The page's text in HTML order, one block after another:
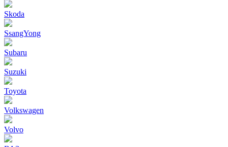
Skoda
SsangYong
Subaru
Suzuki
Toyota
Volkswagen
Volvo